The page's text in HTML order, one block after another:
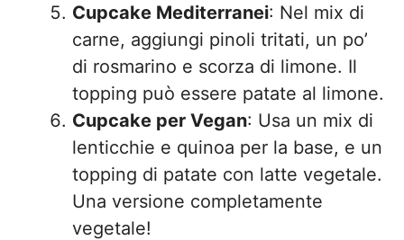
Cupcake Mediterranei: Nel mix di
carne, aggiungi pinoli tritati, un po’
di rosmarino e scorza di limone. Il
topping può essere patate al limone.
Cupcake per Vegan: Usa un mix di
lenticchie e quinoa per la base, e un
topping di patate con latte vegetale.
Una versione completamente
vegetale!